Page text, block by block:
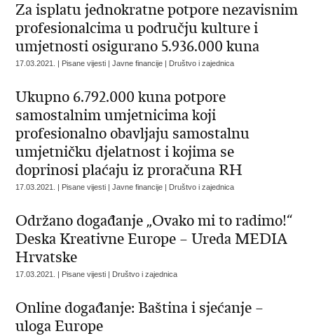
Za isplatu jednokratne potpore nezavisnim
profesionalcima u području kulture i
umjetnosti osigurano 5.936.000 kuna
17.03.2021. | Pisane vijesti | Javne financije | Društvo i zajednica
Ukupno 6.792.000 kuna potpore
samostalnim umjetnicima koji
profesionalno obavljaju samostalnu
umjetničku djelatnost i kojima se
doprinosi plaćaju iz proračuna RH
17.03.2021. | Pisane vijesti | Javne financije | Društvo i zajednica
Održano događanje „Ovako mi to radimo!“
Deska Kreativne Europe – Ureda MEDIA
Hrvatske
17.03.2021. | Pisane vijesti | Društvo i zajednica
Online događanje: Baština i sjećanje –
uloga Europe